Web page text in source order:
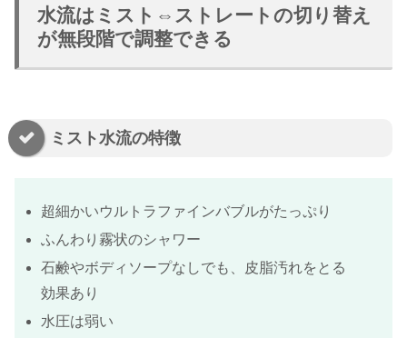
水流はミスト⇔ストレートの切り替え
が無段階で調整できる
ミスト水流の特徴
超細かいウルトラファインバブルがたっぷり
ふんわり霧状のシャワー
石鹸やボディソープなしでも、皮脂汚れをとる
効果あり
水圧は弱い